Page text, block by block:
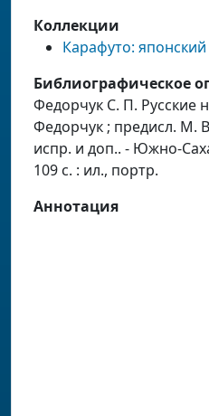
Коллекции
Карафуто:
Библиографическое
Федорчук С. П. Русские
Федорчук ; предисл. М.
испр. и доп.. - Южно-
109 с. : ил., портр.
Аннотация